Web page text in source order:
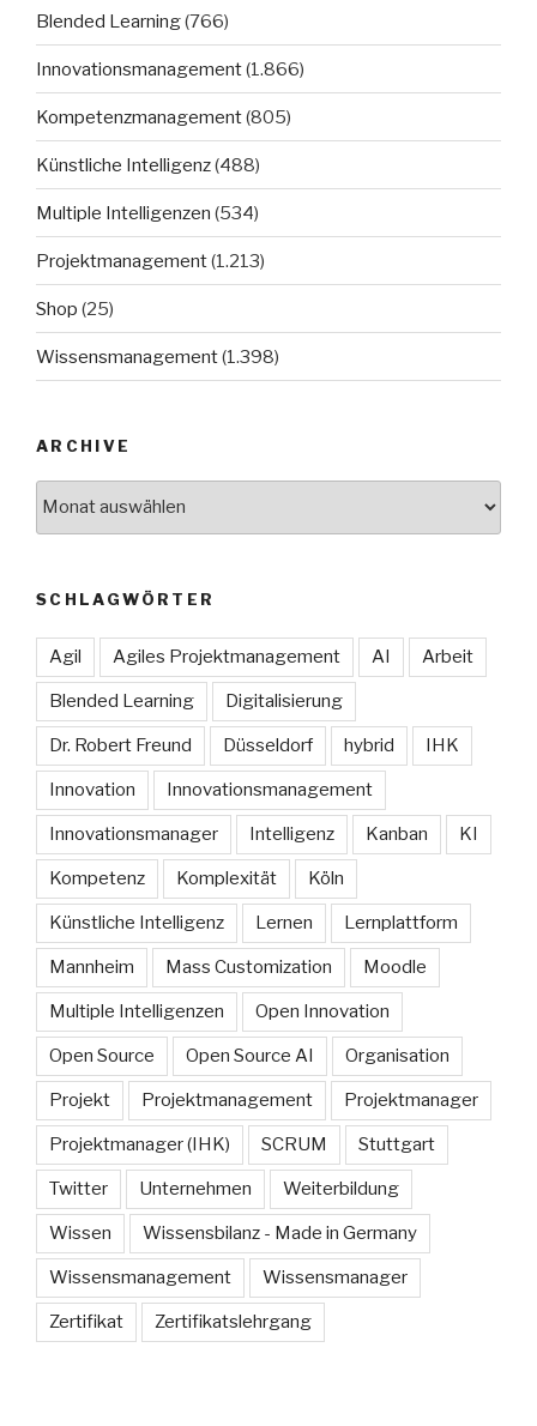
Blended Learning(766)
Innovationsmanagement(1.866)
Kompetenzmanagement(805)
Künstliche Intelligenz(488)
Multiple Intelligenzen (534)
Projektmanagement(1.213)
Shop (25)
Wissensmanagement(1.398)
ARCHIVE
SCHLAGWÖRTER
Agil Agiles Projektmanagement AI Arbeit
Blended Learning Digitalisierung
Dr. Robert Freund Düsseldorf hybrid IHK
Innovation Innovationsmanagement
Innovationsmanager Intelligenz Kanban KI
Kompetenz Komplexität Köln
Künstliche Intelligenz Lernen Lernplattform
Mannheim Mass Customization Moodle
Multiple Intelligenzen Open Innovation
Open Source Open Source AI Organisation
Projekt Projektmanagement Projektmanager
Projektmanager (IHK) SCRUM Stuttgart
Twitter Unternehmen Weiterbildung
Wissen Wissensbilanz - Made in Germany
Wissensmanagement Wissensmanager
Zertifikat Zertifikatslehrgang